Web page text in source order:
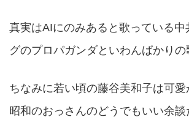
真実はAIにのみあると歌っている中
グのプロパガンダといわんばかりの
ちなみに若い頃の藤谷美和子は可愛
昭和のおっさんのどうでもいい余談